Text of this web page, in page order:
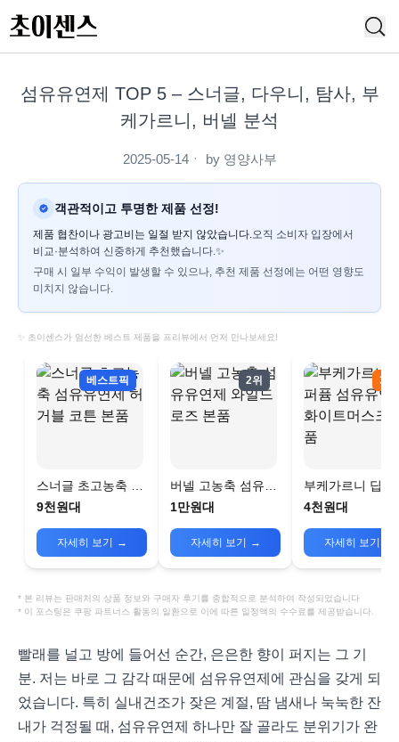
섬유유연제 TOP 5 – 스너글, 다우니, 탐사, 부
케가르니, 버넬 분석
2025-05-14ㆍ by 영양사부
객관적이고 투명한 제품 선정!
제품 협찬이나 광고비는 일절 받지 않았습니다.오직 소비자 입장에서
비교·분석하여 신중하게 추천했습니다.✨
구매 시 일부 수익이 발생할 수 있으나, 추천 제품 선정에는 어떤 영향도
미치지 않습니다.
✨ 초이센스가 엄선한 베스트 제품을 프리뷰에서 먼저 만나보세요!
베스트픽
스너글 초고농축 섬
유유연제 허거블 코
9천원대
자세히 보기 →
2위
버넬 고농축 섬유유
연제 와일드 로즈 본
1만원대
자세히 보기 →
3위
부케가르니 딥퍼
섬유유연제 화이
4천원대
자세히 보기
* 본 리뷰는 판매처의 상품 정보와 구매자 후기를 종합적으로 분석하여 작성되었습니다
* 이 포스팅은 쿠팡 파트너스 활동의 일환으로 이에 따른 일정액의 수수료를 제공받습니다.
빨래를 널고 방에 들어선 순간, 은은한 향이 퍼지는 그 기
분. 저는 바로 그 감각 때문에 섬유유연제에 관심을 갖게 되
었습니다. 특히 실내건조가 잦은 계절, 땀 냄새나 눅눅한 잔
내가 걱정될 때, 섬유유연제 하나만 잘 골라도 분위기가 완